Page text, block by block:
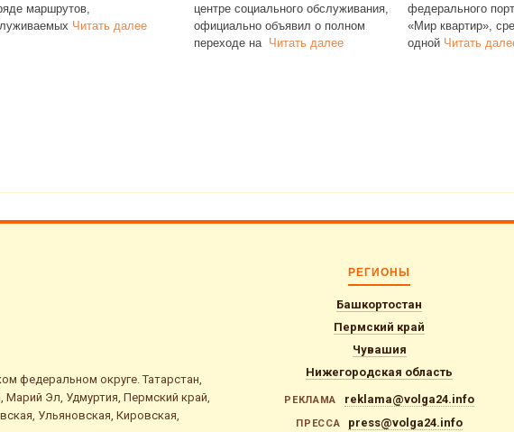
Читать далее
центре социального обслуживания,
официально объявил о полном
переходе наЧитать далее
федерального портала
«Мир квартир», средняя
однойЧитать далее
федеральном округе. Татарстан,
Эл, Удмуртия, Пермский край,
Ульяновская, Кировская,
РЕГИОНЫ
Башкортостан
Пермский край
Чувашия
Нижегородская область
РЕКЛАМА reklama@volga24.info
ПРЕССА press@volga24.info